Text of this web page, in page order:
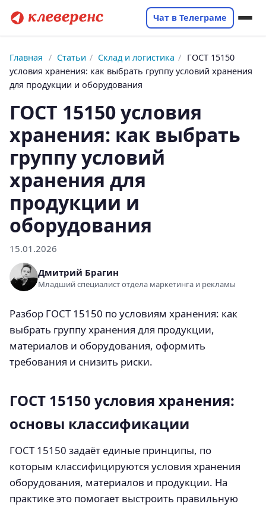
Чат в Телеграме
Главная / Статьи / Склад и логистика / ГОСТ 15150
условия хранения: как выбрать группу условий хранения
для продукции и оборудования
ГОСТ 15150 условия
хранения: как выбрать
группу условий
хранения для
продукции и
оборудования
15.01.2026
Дмитрий Брагин
Младший специалист отдела маркетинга и рекламы
Разбор ГОСТ 15150 по условиям хранения: как
выбрать группу хранения для продукции,
материалов и оборудования, оформить
требования и снизить риски.
ГОСТ 15150 условия хранения:
основы классификации
ГОСТ 15150 задаёт единые принципы, по
которым классифицируются условия хранения
оборудования, материалов и продукции. На
практике это помогает выстроить правильную